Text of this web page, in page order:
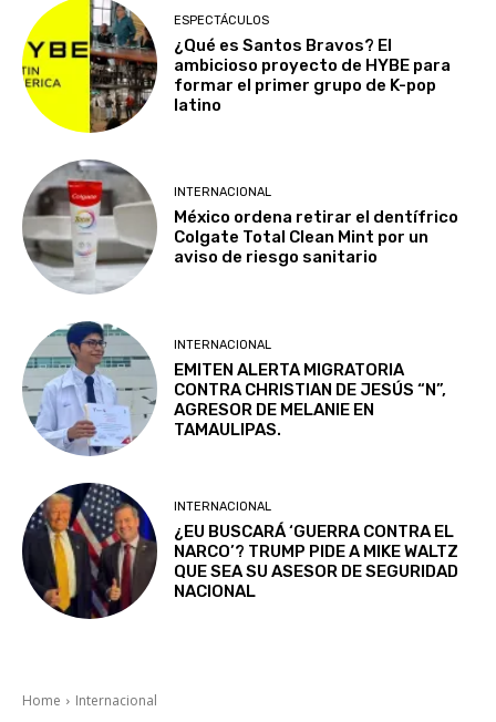
ESPECTÁCULOS
¿Qué es Santos Bravos? El
ambicioso proyecto de HYBE para
formar el primer grupo de K-pop
latino
INTERNACIONAL
México ordena retirar el dentífrico
Colgate Total Clean Mint por un
aviso de riesgo sanitario
INTERNACIONAL
EMITEN ALERTA MIGRATORIA
CONTRA CHRISTIAN DE JESÚS “N”,
AGRESOR DE MELANIE EN
TAMAULIPAS.
INTERNACIONAL
¿EU BUSCARÁ ‘GUERRA CONTRA EL
NARCO’? TRUMP PIDE A MIKE WALTZ
QUE SEA SU ASESOR DE SEGURIDAD
NACIONAL